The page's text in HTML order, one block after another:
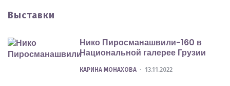
Выставки
Нико Пиросманашвили-160 в
Национальной галерее Грузии
POSTED
КАРИНА МОНАХОВА 13.11.2022